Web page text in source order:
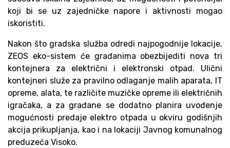
koji bi se uz zajedničke napore i aktivnosti mogao
iskoristiti.
Nakon što gradska služba odredi najpogodnije lokacije,
ZEOS eko-sistem će građanima obezbijediti nova tri
kontejnera za električni i elektronski otpad. Ulični
kontejneri služe za pravilno odlaganje malih aparata, IT
opreme, alata, te različite muzičke opreme ili električnih
igračaka, a za građane se dodatno planira uvođenje
mogućnosti predaje elektro otpada u okviru godišnjih
akcija prikupljanja, kao i na lokaciji Javnog komunalnog
preduzeća Visoko.